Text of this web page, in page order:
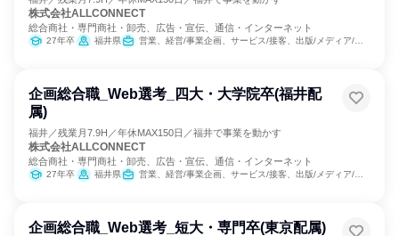
株式会社ALLCONNECT
総合商社・専門商社・卸売、広告・宣伝、通信・インターネット
27年卒 福井県 営業、経営/事業企画、サービス/接客、出版/メディア/芸能/エンタメ専門職、商品企画、マーケティング・広告・宣伝、カスタマーサクセス、カスタマーサポート/コールセンター
企画総合職_Web選考_四大・大学院卒(福井配
属)
福井／残業月7.9H／年休MAX150日／福井で事業を動かす
株式会社ALLCONNECT
総合商社・専門商社・卸売、広告・宣伝、通信・インターネット
27年卒 福井県 営業、経営/事業企画、サービス/接客、出版/メディア/芸能/エンタメ専門職、商品企画、マーケティング・広告・宣伝、カスタマーサクセス、カスタマーサポート/コールセンター
企画総合職_Web選考_短大・専門卒(東京配属)